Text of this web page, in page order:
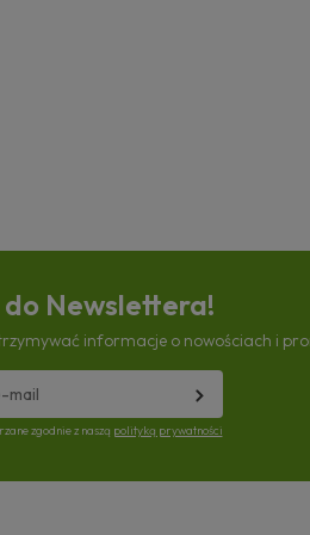
do Newslettera!
informacje o nowościach i
zgodnie z naszą polityką prywatności